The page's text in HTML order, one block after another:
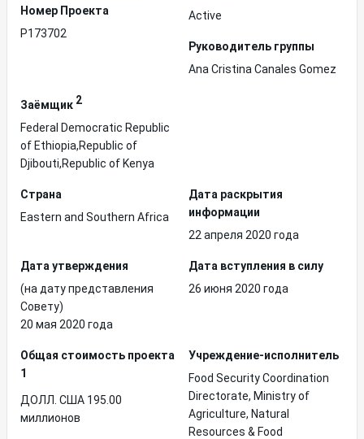
Hомер Проекта
P173702
Active
Руководитель группы
Ana Cristina Canales Gomez
Заёмщик 2
Federal Democratic Republic
of Ethiopia,Republic of
Djibouti,Republic of Kenya
Страна
Eastern and Southern Africa
Дата раскрытия
информации
22 апреля 2020 года
Дата утверждения
(на дату представления
Совету)
20 мая 2020 года
Дата вступления в силу
26 июня 2020 года
Общая стоимость проекта
1
ДОЛЛ. США 195.00
миллионов
Учреждение-исполнитель
Food Security Coordination
Directorate, Ministry of
Agriculture, Natural
Resources & Food